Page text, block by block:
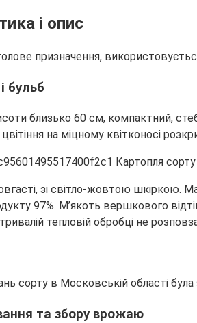
і опис
призначення,
бульб
близько 60 см, компактний,
цвітіння на міцному квітконосі
зі світло-жовтою шкіркою.
97%. М’якоть вершкового
тепловій обробці не
сорту в Московській області
та збору врожаю